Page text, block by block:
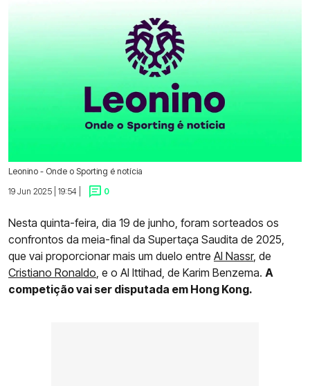
Leonino - Onde o Sporting é notícia
19 Jun 2025 | 19:54 |
0
Nesta quinta-feira, dia 19 de junho, foram sorteados os
confrontos da meia-final da Supertaça Saudita de 2025,
que vai proporcionar mais um duelo entre Al Nassr, de
Cristiano Ronaldo, e o Al Ittihad, de Karim Benzema. A
competição vai ser disputada em Hong Kong.